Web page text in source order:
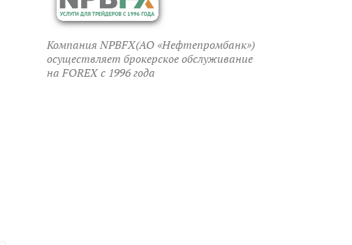
Компания NPBFX(АО «Нефтепромбанк»)
осуществляет брокерское обслуживание
на FOREX c 1996 года